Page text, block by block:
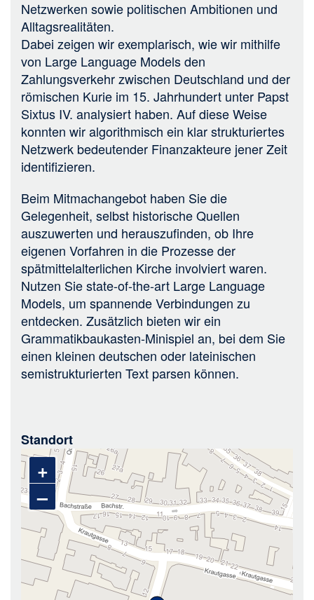
Netzwerken sowie politischen Ambitionen und
Alltagsrealitäten.
Dabei zeigen wir exemplarisch, wie wir mithilfe
von Large Language Models den
Zahlungsverkehr zwischen Deutschland und der
römischen Kurie im 15. Jahrhundert unter Papst
Sixtus IV. analysiert haben. Auf diese Weise
konnten wir algorithmisch ein klar strukturiertes
Netzwerk bedeutender Finanzakteure jener Zeit
identifizieren.
Beim Mitmachangebot haben Sie die
Gelegenheit, selbst historische Quellen
auszuwerten und herauszufinden, ob Ihre
eigenen Vorfahren in die Prozesse der
spätmittelalterlichen Kirche involviert waren.
Nutzen Sie state-of-the-art Large Language
Models, um spannende Verbindungen zu
entdecken. Zusätzlich bieten wir ein
Grammatikbaukasten-Minispiel an, bei dem Sie
einen kleinen deutschen oder lateinischen
semistrukturierten Text parsen können.
Standort
+
–